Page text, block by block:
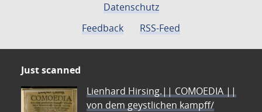
Datenschutz
Feedback
RSS-Feed
Just scanned
Lienhard Hirsing.|| COMOEDIA ||
von dem geystlichen kampff/